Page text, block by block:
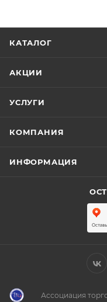
КАТАЛОГ
АКЦИИ
УСЛУГИ
КОМПАНИЯ
ИНФОРМАЦИЯ
Ассоциация